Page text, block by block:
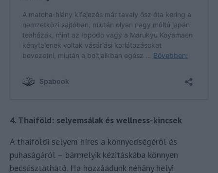
4. Thaiföld: selyemsálak és wellness-kincsek
A thaiföldi selyem híres a könnyedségéről és
puhaságáról – bármelyik kézitáskába könnyen
becsúsztatható. Ha hozzáadunk néhány helyi